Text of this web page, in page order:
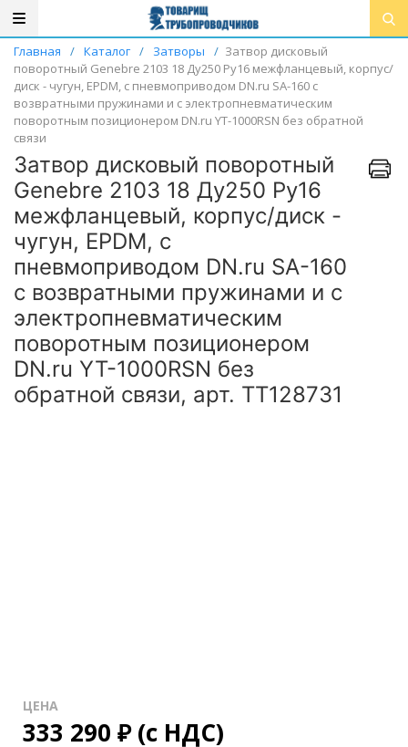
Главная / Каталог / Затворы / Затвор дисковый
поворотный Genebre 2103 18 Ду250 Ру16 межфланцевый, корпус/
диск - чугун, EPDM, с пневмоприводом DN.ru SA-160 с
возвратными пружинами и с электропневматическим
поворотным позиционером DN.ru YT-1000RSN без обратной
связи
Затвор дисковый поворотный
Genebre 2103 18 Ду250 Ру16
межфланцевый, корпус/диск -
чугун, EPDM, с
пневмоприводом DN.ru SA-160
с возвратными пружинами и с
электропневматическим
поворотным позиционером
DN.ru YT-1000RSN без
обратной связи, арт. ТТ128731
ЦЕНА
333 290 ₽(с НДС)